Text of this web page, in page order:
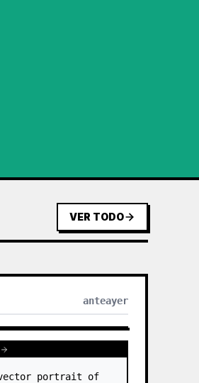
VER TODO
anteayer